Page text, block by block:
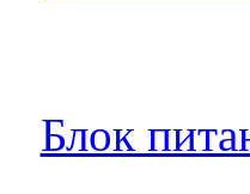
Блок